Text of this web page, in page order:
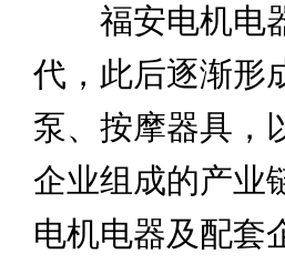
福安电机电器
代，此后逐渐形
泵、按摩器具，
企业组成的产业
电机电器及配套